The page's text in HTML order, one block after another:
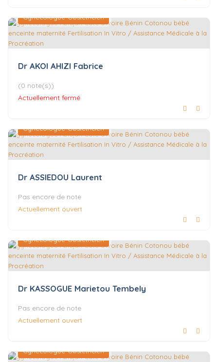
Gynécologue-Obstétricien
Dr AKOI AHIZI Fabrice
(0 note(s))
Actuellement fermé
Gynécologue-Obstétricien
Dr ASSIEDOU Laurent
Pas encore de note
Actuellement ouvert
Gynécologue-Obstétricien
Dr KASSOGUE Marietou Tembely
Pas encore de note
Actuellement ouvert
Gynécologue-Obstétricien